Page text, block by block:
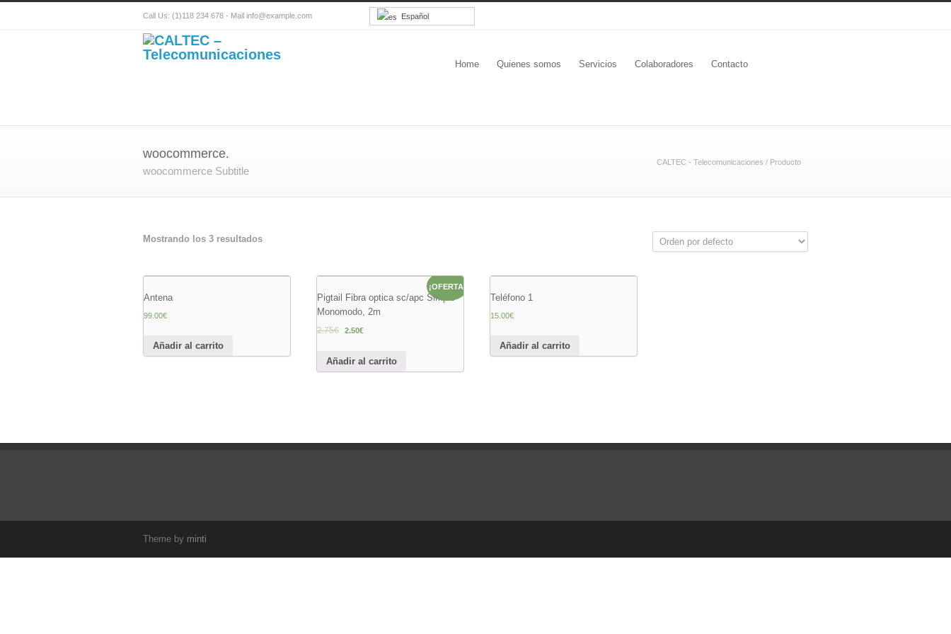
Call Us: (1)118 234 678 - Mail info@example.com Español
Home Quienes somos Servicios Colaboradores Contacto
woocommerce.
woocommerce Subtitle
CALTEC - Telecomunicaciones / Producto
Mostrando los 3 resultados
Antena
99.00€
Añadir al carrito
¡OFERTA!
Pigtail Fibra optica sc/apc Simple
Monomodo, 2m
2.75€ 2.50€
Añadir al carrito
Teléfono 1
15.00€
Añadir al carrito
Theme by minti